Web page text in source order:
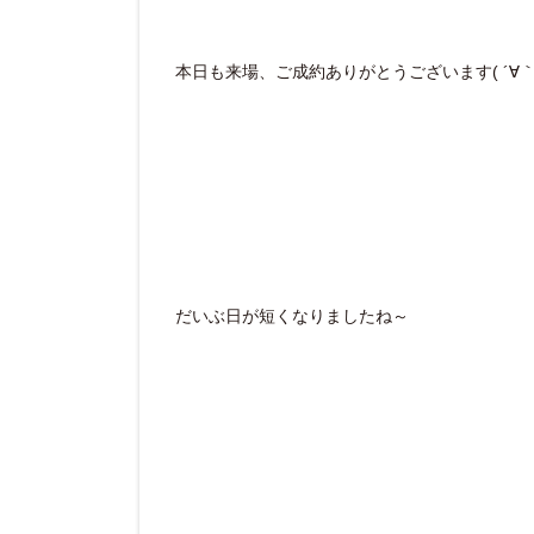
本日も来場、ご成約ありがとうございます( ´∀
だいぶ日が短くなりましたね～